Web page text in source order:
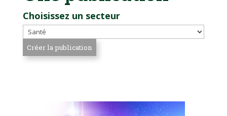
Choisissez un secteur